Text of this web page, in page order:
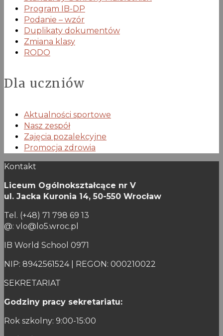
Program IB-DP
Podanie – wzór
Duplikaty dokumentów
Zmiana klasy
RODO
Dla uczniów
Aktualności sportowe
Nasz zespół
Zajęcia pozalekcyjne
Promocja zdrowia
Kontakt
Liceum Ogólnokształcące nr V
ul. Jacka Kuronia 14, 50-550 Wrocław
Tel. (+48) 71 798 69 13
@: vlo@lo5.wroc.pl
IB World School 0971
NIP: 8942561524 | REGON: 000210022
SEKRETARIAT
Godziny pracy sekretariatu:
Rok szkolny: 9:00-15:00